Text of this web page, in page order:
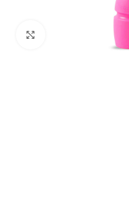
Haga clic para ampliar